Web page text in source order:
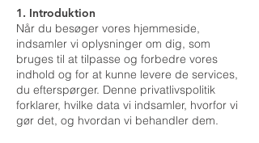
1. Introduktion
Når du besøger vores hjemmeside,
indsamler vi oplysninger om dig, som
bruges til at tilpasse og forbedre vores
indhold og for at kunne levere de services,
du efterspørger. Denne privatlivspolitik
forklarer, hvilke data vi indsamler, hvorfor vi
gør det, og hvordan vi behandler dem.